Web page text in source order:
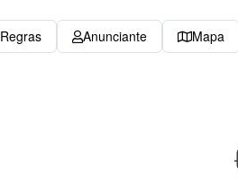
Regras Anunciante Mapa